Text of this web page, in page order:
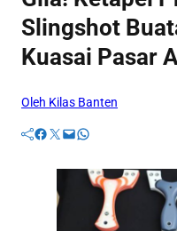
Slingshot
Kuasai Pasar
Oleh Kilas Banten
Facebook Twitter Mail WhatsApp